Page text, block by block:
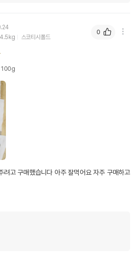
4.5kg 스코티시폴드
100g
려고 구매했습니다 아주 잘먹어요 자주 구매하고
0